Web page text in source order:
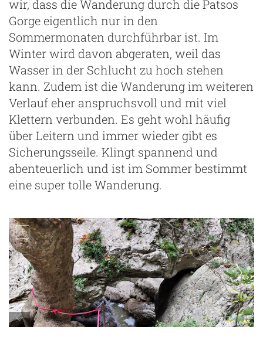
wir, dass die Wanderung durch die Patsos
Gorge eigentlich nur in den
Sommermonaten durchführbar ist. Im
Winter wird davon abgeraten, weil das
Wasser in der Schlucht zu hoch stehen
kann. Zudem ist die Wanderung im weiteren
Verlauf eher anspruchsvoll und mit viel
Klettern verbunden. Es geht wohl häufig
über Leitern und immer wieder gibt es
Sicherungsseile. Klingt spannend und
abenteuerlich und ist im Sommer bestimmt
eine super tolle Wanderung.